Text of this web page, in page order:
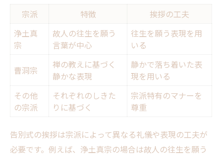
宗派 特徴
挨拶の工夫
浄土真
宗
故人の往生を願う
言葉が中心
往生を願う表現を用
いる
曹洞宗
禅の教えに基づく
静かな表現
静かで落ち着いた表
現を用いる
その他
の宗派
それぞれのしきた
りに基づく
宗派特有のマナーを
尊重
告別式の挨拶は宗派によって異なる礼儀や表現の工夫が
必要です。例えば、浄土真宗の場合は故人の往生を願う